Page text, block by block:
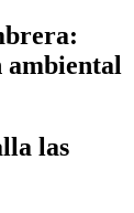
ambiental
las